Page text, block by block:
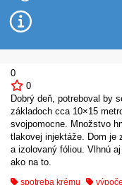
0
0
Dobrý deň, potreboval by
základoch cca 10×15
svojpomocne. Množstvo
tlakovej injektáže. Dom je
a izolovaný fóliou. Vlhnú
ako na to.
spotreba krému